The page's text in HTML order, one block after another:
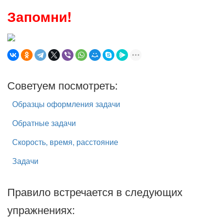
Запомни!
Советуем посмотреть:
Образцы оформления задачи
Обратные задачи
Скорость, время, расстояние
Задачи
Правило встречается в следующих
упражнениях: